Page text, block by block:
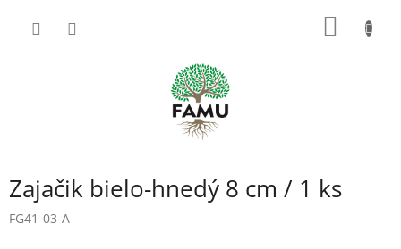
Zajačik bielo-hnedý 8 cm / 1 ks
FG41-03-A